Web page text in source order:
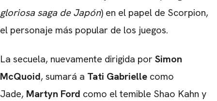
gloriosa saga de Japón) en el papel de Scorpion,
el personaje más popular de los juegos.
La secuela, nuevamente dirigida por Simon
McQuoid, sumará a Tati Gabrielle como
Jade, Martyn Ford como el temible Shao Kahn y